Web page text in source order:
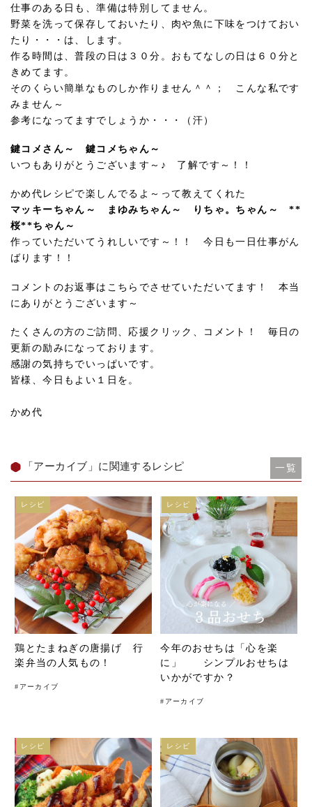
仕事のある日も、準備は特別してません。
野菜を洗って保存しておいたり、肉や魚に下味をつけておい
たり・・・は、します。
作る時間は、普段の日は３０分。おもてなしの日は６０分と
きめてます。
そのくらい簡単なものしか作りません＾＾； こんな私です
みません～
参考になってますでしょうか・・・（汗）
鍵コメさん～ 鍵コメちゃん～
いつもありがとうございます～♪ 了解です～！！
かめ代レシピで楽しんでるよ～って教えてくれた
マッキーちゃん～ まゆみちゃん～ りちゃ。ちゃん～ **
桜**ちゃん～
作っていただいてうれしいです～！！ 今日も一日仕事がん
ばります！！
コメントのお返事はこちらでさせていただいてます！ 本当
にありがとうございます～
たくさんの方のご訪問、応援クリック、コメント！ 毎日の
更新の励みになっております。
感謝の気持ちでいっぱいです。
皆様、今日もよい１日を。
かめ代
「アーカイブ」に関連するレシピ 一覧
鶏とたまねぎの唐揚げ 行
楽弁当の人気もの！
# アーカイブ
レシピ
今年のおせちは「心を楽
に」 シンプルおせちは
いかがですか？
# アーカイブ
レシピ
レシピ レシピ